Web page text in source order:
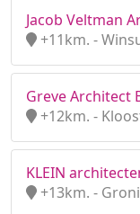
Jacob Veltman
+11km. -
Greve Architect
+12km. -
KLEIN
+13km. -